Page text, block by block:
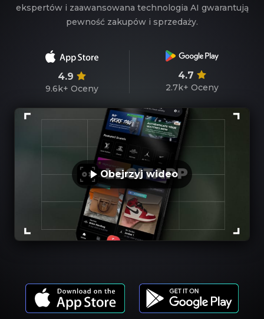
ekspertów i zaawansowana technologia AI gwarantują
pewność zakupów i sprzedaży.
4.9
9.6k+ Oceny
4.7
2.7k+ Oceny
Obejrzyj wideo